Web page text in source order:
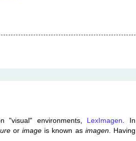
"visual" environments, LexImagen . In
orimage is known as imagen. Having